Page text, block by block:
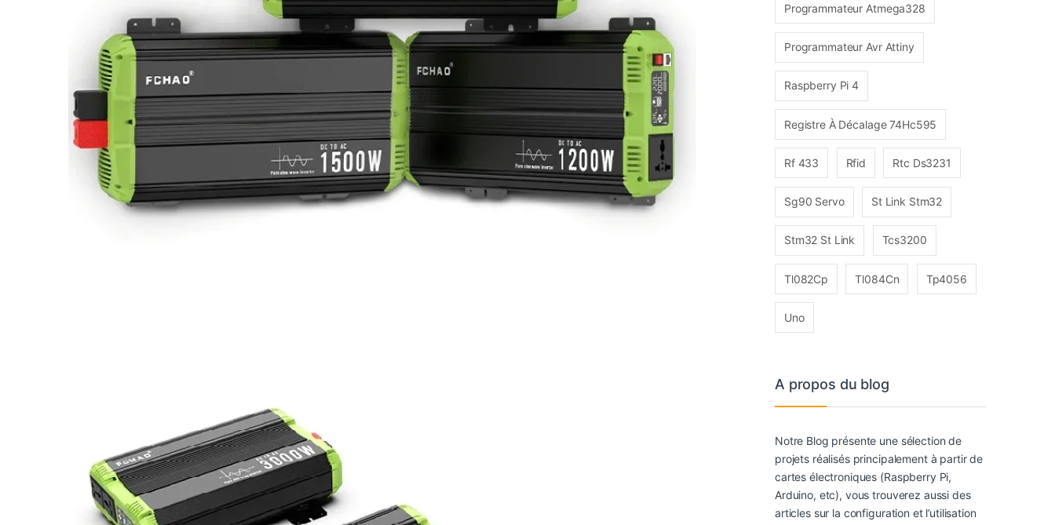
Programmateur Atmega328
Programmateur Avr Attiny
Raspberry Pi 4
Registre À Décalage 74Hc595
Rf 433 Rfid Rtc Ds3231
Sg90 Servo St Link Stm32
Stm32 St Link Tcs3200
Tl082Cp Tl084Cn Tp4056
Uno
A propos du blog
Notre Blog présente une sélection de
projets réalisés principalement à partir de
cartes électroniques (Raspberry Pi,
Arduino, etc), vous trouverez aussi des
articles sur la configuration et l’utilisation